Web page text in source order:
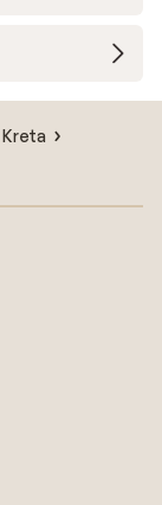
Kreta